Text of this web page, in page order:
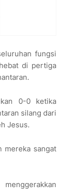
fungsi
di pertiga
0-0 ketika
silang dari
Jesus.
mereka sangat